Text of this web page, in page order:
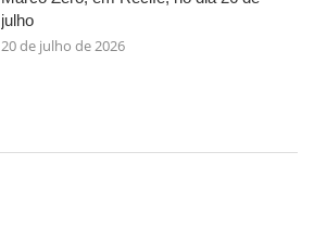
julho
20 de julho de 2026